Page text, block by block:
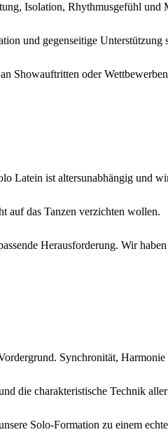
Isolation, Rhythmusgefühl und
und gegenseitige Unterstützung
Showauftritten oder
Latein ist altersunabhängig und
auf das Tanzen verzichten wollen.
Herausforderung. Wir
Synchronität,
die charakteristische Technik
Solo-Formation zu einem